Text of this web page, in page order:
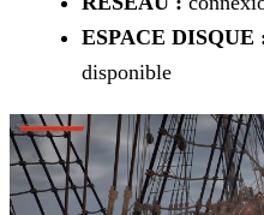
ESPACE DISQUE
disponible